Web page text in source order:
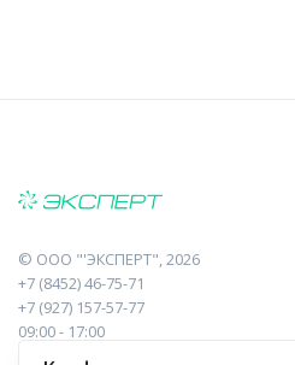
© ООО "'ЭКСПЕРТ", 2026
+7 (8452) 46-75-71
+7 (927) 157-57-77
09:00 - 17:00
410017, Саратов, Пугачева, 10 к1, оф.23